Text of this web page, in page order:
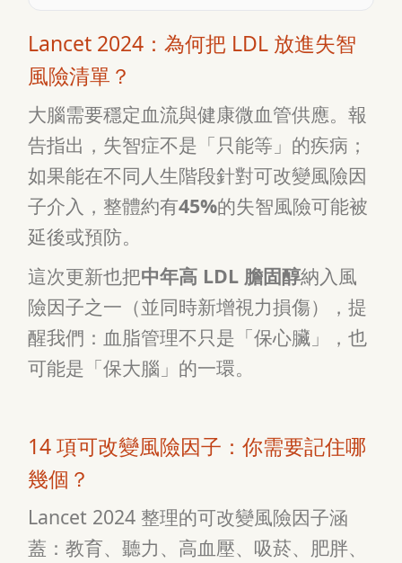
Lancet 2024：為何把 LDL 放進失智
風險清單？
大腦需要穩定血流與健康微血管供應。報
告指出，失智症不是「只能等」的疾病；
如果能在不同人生階段針對可改變風險因
子介入，整體約有45%的失智風險可能被
延後或預防。
這次更新也把中年高 LDL 膽固醇納入風
險因子之一（並同時新增視力損傷），提
醒我們：血脂管理不只是「保心臟」，也
可能是「保大腦」的一環。
14 項可改變風險因子：你需要記住哪
幾個？
Lancet 2024 整理的可改變風險因子涵
蓋：教育、聽力、高血壓、吸菸、肥胖、